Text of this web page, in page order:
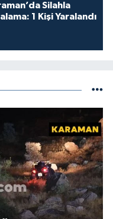
Silahla
1 Kişi Yaralandı